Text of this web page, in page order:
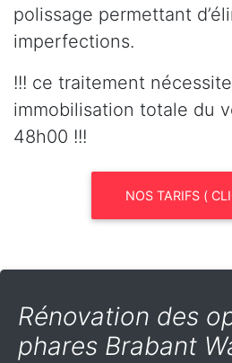
polissage permettant
imperfections.
!!! ce traitement
immobilisation totale du
48h00 !!!
NOS TARIFS (
Rénovation des
phares Brabant